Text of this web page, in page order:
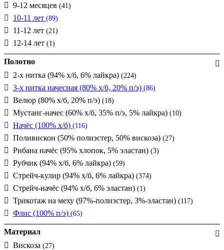
9-12 месяцев (41)
10-11 лет (89)
11-12 лет (21)
12-14 лет (1)
Полотно
2-х нитка (94% х/б, 6% лайкра) (224)
3-х нитка начесная (80% х/б, 20% п/э) (86)
Велюр (80% х/б, 20% п/э) (18)
Мустанг-начес (60% х/б, 35% п/э, 5% лайкра) (10)
Начёс (100% х/б) (116)
Поливискон (50% полиэстер, 50% вискоза) (27)
Рибана начёс (95% хлопок, 5% эластан) (3)
Рубчик (94% х/б, 6% лайкра) (59)
Стрейч-кулир (94% х/б, 6% лайкра) (374)
Стрейч-начёс (94% х/б, 6% эластан) (1)
Трикотаж на меху (97%-полиэстер, 3%-эластан) (117)
Флис (100% п/э) (65)
Материал
Вискоза (27)